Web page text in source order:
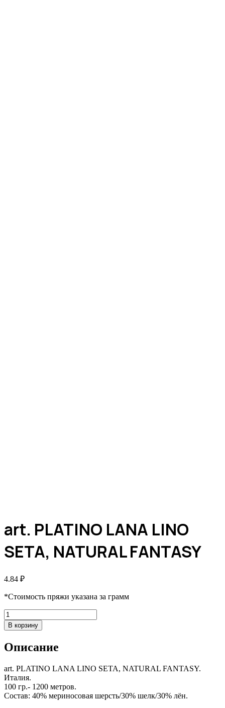
art. PLATINO LANA LINO
SETA, NATURAL FANTASY
4.84 ₽
*Стоимость пряжи указана за грамм
Количество
товара
art.
LANA
SETA,
NATURAL
FANTASY
В корзину
Описание
art. PLATINO LANA LINO SETA, NATURAL FANTASY.
Италия.
100 гр.- 1200 метров.
Состав: 40% мериносовая шерсть/30% шелк/30% лён.